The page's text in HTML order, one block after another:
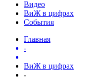
Видео
ВиЖ в цифрах
События
Главная
-
ВиЖ в цифрах
-